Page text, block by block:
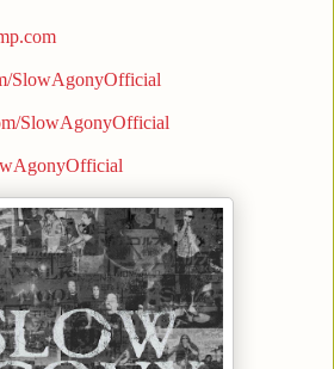
SlowAgonyOfficial
SlowAgonyOfficial